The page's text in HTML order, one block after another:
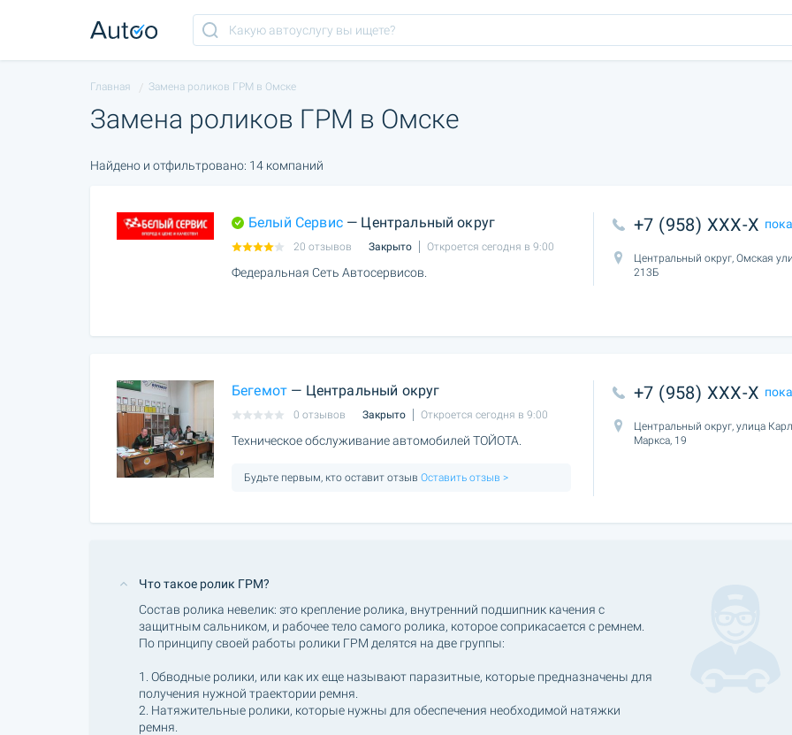
Главная Замена роликов ГРМ в Омске
Замена роликов ГРМ в Омске
Найдено и отфильтровано: 14 компаний
Белый Сервис— Центральный округ
20 отзывов Закрыто Откроется сегодня в 9:00
Федеральная Сеть Автосервисов.
+7 (958) XXX-X
Центральный округ, Омская
213Б
Бегемот — Центральный округ
0 отзывов Закрыто Откроется сегодня в 9:00
Техническое обслуживание автомобилей ТОЙОТА.
Будьте первым, кто оставит отзыв Оставить отзыв >
+7 (958) XXX-X
Центральный округ, улица
Маркса, 19
Что такое ролик ГРМ?
Состав ролика невелик: это крепление ролика, внутренний подшипник качения с
защитным сальником, и рабочее тело самого ролика, которое соприкасается с ремнем.
По принципу своей работы ролики ГРМ делятся на две группы:
1. Обводные ролики, или как их еще называют паразитные, которые предназначены для
получения нужной траектории ремня.
2. Натяжительные ролики, которые нужны для обеспечения необходимой натяжки
ремня.